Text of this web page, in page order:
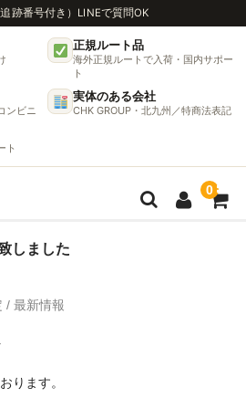
追跡番号付き） LINEで質問OK
正規ルート品
海外正規ルートで入荷・国内サポー
ト
ンビニ
実体のある会社
CHK GROUP・北九州／特商法表記
ト
0
較ガイド
しました
/ 最新情報
ります。